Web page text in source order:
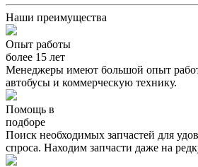
Наши преимущества
Опыт работы
более 15 лет
Менеджеры имеют большой опыт
автобусы и коммерческую технику.
Помощь в
подборе
Поиск необходимых запчастей для
спроса. Находим запчасти даже на